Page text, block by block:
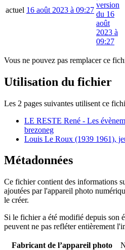
actuel 16 août 2023 à 09:27
Vous ne pouvez pas remplacer ce
Utilisation du fichier
Les 2 pages suivantes utilisent ce
LE RESTE René - Les
brezoneg
Louis Le Roux (1939 1961),
Métadonnées
Ce fichier contient des informations
ajoutées par l'appareil photo
le créer.
Si le fichier a été modifié depuis son
peuvent ne pas refléter entièrement
Fabricant de l’appareil photo